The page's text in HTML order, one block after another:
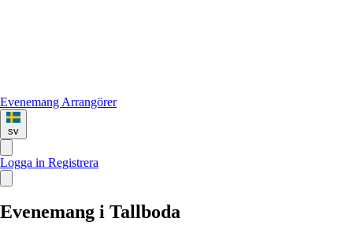
Evenemang Arrangörer
sv
Logga in Registrera
Evenemang i Tallboda